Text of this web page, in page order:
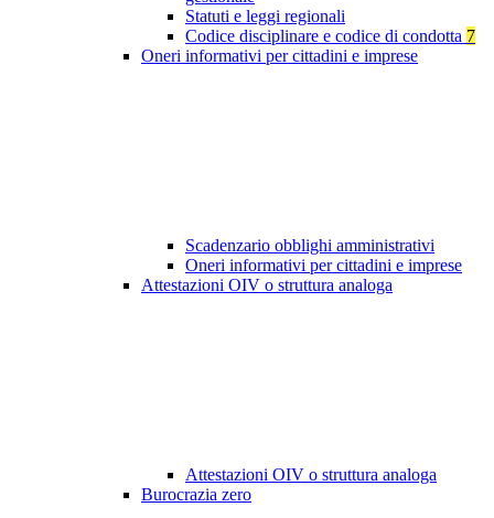
Statuti e leggi regionali
Codice disciplinare e codice di condotta 7
Oneri informativi per cittadini e imprese
Scadenzario obblighi amministrativi
Oneri informativi per cittadini e imprese
Attestazioni OIV o struttura analoga
Attestazioni OIV o struttura analoga
Burocrazia zero